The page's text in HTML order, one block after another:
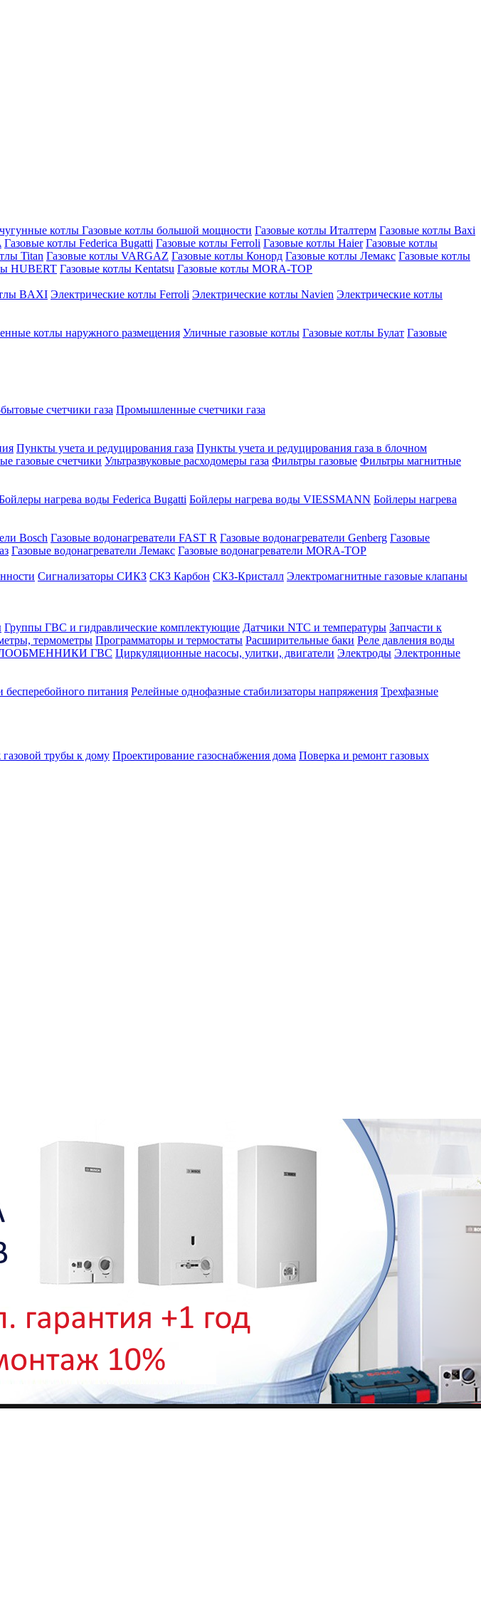
котлы Газовые котлы большой мощности Газовые котлы Италтерм Газовые котлы Baxi
Газовые котлы Federica Bugatti Газовые котлы Ferroli Газовые котлы Haier Газовые котлы
Titan Газовые котлы VARGAZ Газовые котлы Конорд Газовые котлы Лемакс Газовые котлы
HUBERT Газовые котлы Kentatsu Газовые котлы MORA-TOP
BAXI Электрические котлы Ferroli Электрические котлы Navien Электрические котлы
котлы наружного размещения Уличные газовые котлы Газовые котлы Булат Газовые
счетчики газа Промышленные счетчики газа
Пункты учета и редуцирования газа Пункты учета и редуцирования газа в блочном
газовые счетчики Ультразвуковые расходомеры газа Фильтры газовые Фильтры магнитные
нагрева воды Federica Bugatti Бойлеры нагрева воды VIESSMANN Бойлеры нагрева
Bosch Газовые водонагреватели FAST R Газовые водонагреватели Genberg Газовые
Газовые водонагреватели Лемакс Газовые водонагреватели MORA-TOP
Сигнализаторы СИКЗ СКЗ Карбон СКЗ-Кристалл Электромагнитные газовые клапаны
Группы ГВС и гидравлические комплектующие Датчики NTC и температуры Запчасти к
термометры Программаторы и термостаты Расширительные баки Реле давления воды
ГВС Циркуляционные насосы, улитки, двигатели Электроды Электронные
бесперебойного питания Релейные однофазные стабилизаторы напряжения Трехфазные
трубы к дому Проектирование газоснабжения дома Поверка и ремонт газовых